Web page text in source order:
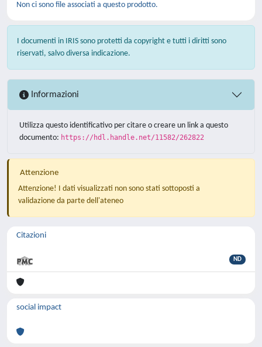
Non ci sono file associati a questo prodotto.
I documenti in IRIS sono protetti da copyright e tutti i diritti sono
riservati, salvo diversa indicazione.
Informazioni
Utilizza questo identificativo per citare o creare un link a questo
documento: https://hdl.handle.net/11582/262822
Attenzione
Attenzione! I dati visualizzati non sono stati sottoposti a
validazione da parte dell'ateneo
Citazioni
ND
social impact